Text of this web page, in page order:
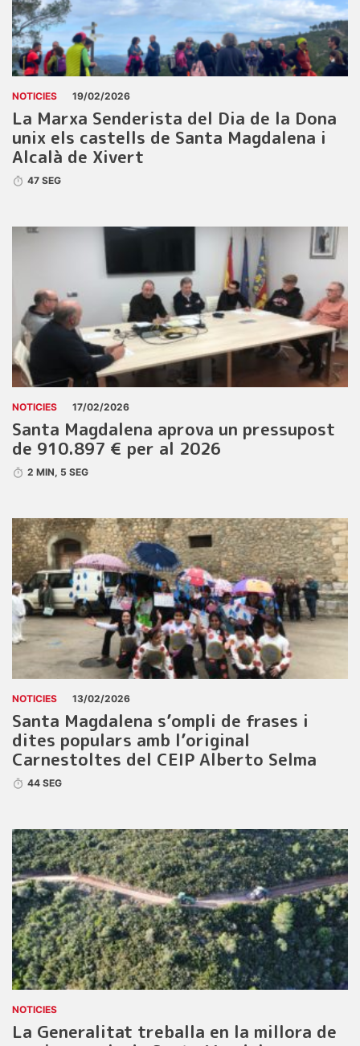
NOTICIES 19/02/2026
La Marxa Senderista del Dia de la Dona
unix els castells de Santa Magdalena i
Alcalà de Xivert
47 SEG
NOTICIES 17/02/2026
Santa Magdalena aprova un pressupost
de 910.897 € per al 2026
2 MIN, 5 SEG
NOTICIES 13/02/2026
Santa Magdalena s’ompli de frases i
dites populars amb l’original
Carnestoltes del CEIP Alberto Selma
44 SEG
NOTICIES
La Generalitat treballa en la millora de